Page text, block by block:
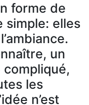
forme de
simple: elles
un
les
n’est